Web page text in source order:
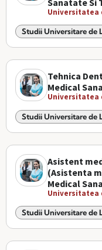
Sanatate Si
Universitatea
Studii Universitare de
Tehnica
Medical
Universitatea
Studii Universitare de
Asistent
(Asistenta
Medical
Universitatea
Studii Universitare de